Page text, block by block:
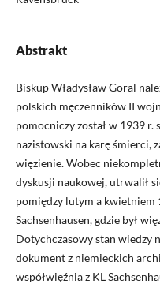
Abstrakt
Biskup Władysław Goral
polskich męczenników II
pomocniczy został w 1939 r.
nazistowski na karę śmierci,
więzienie. Wobec
dyskusji naukowej, utrwalił
pomiędzy lutym a kwietniem
Sachsenhausen, gdzie był
Dotychczasowy stan wiedzy
dokument z niemieckich
współwięźnia z KL